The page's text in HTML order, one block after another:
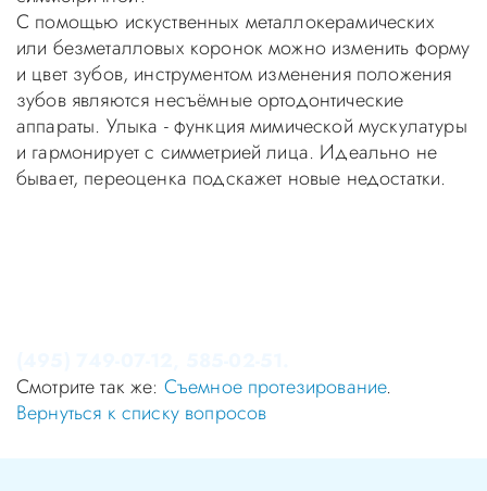
С помощью искуственных металлокерамических
или безметалловых коронок можно изменить форму
и цвет зубов, инструментом изменения положения
зубов являются несъёмные ортодонтические
аппараты. Улыка - функция мимической мускулатуры
и гармонирует с симметрией лица. Идеально не
бывает, переоценка подскажет новые недостатки.
Смотрите так же: Съемное протезирование.
Вернуться к списку вопросов